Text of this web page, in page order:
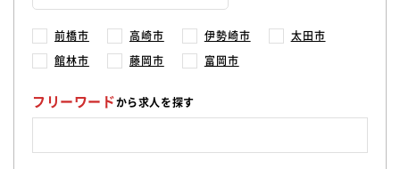
前橋市 高崎市 伊勢崎市 太田市
館林市 藤岡市 富岡市
フリーワードから求人を探す